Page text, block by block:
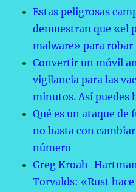
Estas peligrosas
demuestran que «el
malware» para robar
Convertir un móvil
vigilancia para las
minutos. Así puedes
Qué es un ataque de
no basta con
número
Greg Kroah-
Torvalds: «Rust